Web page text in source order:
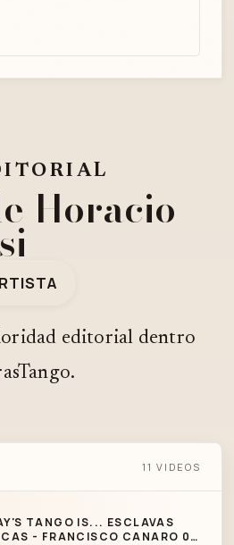
Horacio
editorial dentro
CANARO 04-05-193211 VIDEOS
TANGO IS... ESCLAVAS
- FRANCISCO CANARO 04-